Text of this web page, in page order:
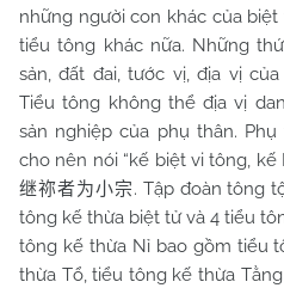
những người con khác của
tiểu tông khác nữa. Những
sản, đất đai, tước vị, địa vị
Tiểu tông không thể địa vị
sản nghiệp của phụ thân. Phụ
cho nên nói “kế biệt vi tông,
继祢者为小宗. Tập đoàn tông
tông kế thừa biệt tử và 4 tiểu
tông kế thừa Nỉ bao gồm tiểu
thừa Tổ, tiểu tông kế thừa